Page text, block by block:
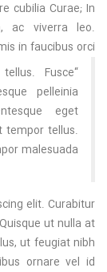
cubilia Curae; In
ac viverra leo.
in faucibus orci.
Fusce
pelleinia
eget
tempor tellus.
malesuada.”
elit. Curabitur
ut nulla at
ut feugiat nibh
ornare vel id